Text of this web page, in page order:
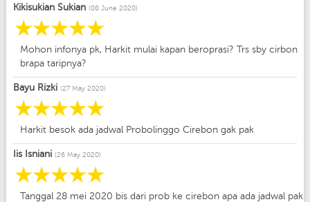
Kikisukian Sukian (08 June 2020)
☆
☆
☆
☆
☆
Mohon infonya pk, Harkit mulai kapan beroprasi? Trs sby cirbon
brapa taripnya?
Bayu Rizki (27 May 2020)
☆
☆
☆
☆
☆
Harkit besok ada jadwal Probolinggo Cirebon gak pak
Iis Isniani (26 May 2020)
☆
☆
☆
☆
☆
Tanggal 28 mei 2020 bis dari prob ke cirebon apa ada jadwal pak